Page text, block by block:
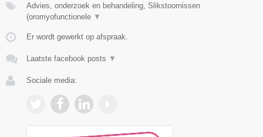
Advies, onderzoek en behandeling, Slikstoornissen
(oromyofunctionele ▼
Er wordt gewerkt op afspraak.
Laatste facebook posts ▼
Sociale media: